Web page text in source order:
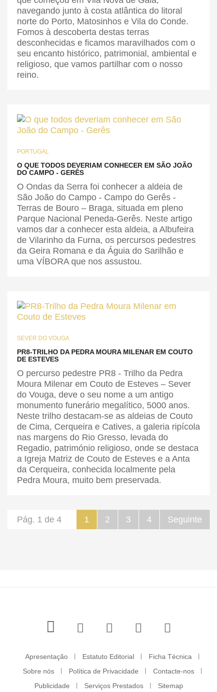
navegando junto à costa atlântica do litoral
norte do Porto, Matosinhos e Vila do Conde.
Fomos à descoberta destas terras
desconhecidas e ficamos maravilhados com o
seu encanto histórico, patrimonial, ambiental e
religioso, que vamos partilhar com o nosso
reino.
PORTUGAL
O QUE TODOS DEVERIAM CONHECER EM SÃO JOÃO
DO CAMPO - GERÊS
O Ondas da Serra foi conhecer a aldeia de
São João do Campo - Campo do Gerês -
Terras de Bouro – Braga, situada em pleno
Parque Nacional Peneda-Gerês. Neste artigo
vamos dar a conhecer esta aldeia, a Albufeira
de Vilarinho da Furna, os percursos pedestres
da Geira Romana e da Águia do Sarilhão e
uma VÍBORA que nos assustou.
SEVER DO VOUGA
PR8-TRILHO DA PEDRA MOURA MILENAR EM COUTO
DE ESTEVES
O percurso pedestre PR8 - Trilho da Pedra
Moura Milenar em Couto de Esteves – Sever
do Vouga, deve o seu nome a um antigo
monumento funerário megalítico, 5000 anos.
Neste trilho destacam-se as aldeias de Couto
de Cima, Cerqueira e Catives, a galeria ripícola
nas margens do Rio Gresso, levada do
Regadio, património religioso, onde se destaca
a Igreja Matriz de Couto de Esteves e a Anta
da Cerqueira, conhecida localmente pela
Pedra Moura, muito bem preservada.
1 2 3 4 Seguinte
Pág. 1 de 4
Apresentação Estatuto Editorial
Ficha Técnica
Sobre nós
Política de Privacidade
Contacte-nos
Publicidade
Serviços Prestados Sitemap